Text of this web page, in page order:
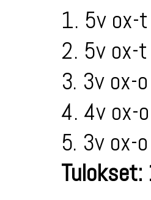
1. 5v ox-t
2. 5v ox-t
3. 3v ox-o
4. 4v ox-o
5. 3v ox-o